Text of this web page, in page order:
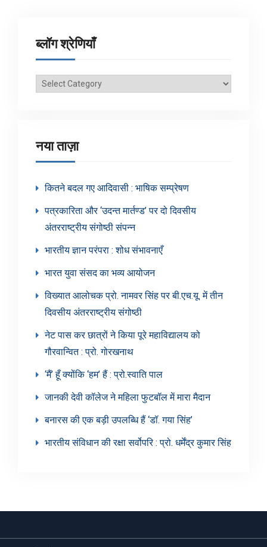
ब्लॉग श्रेणियाँ
ब्लॉग
नया ताज़ा
कितने बदल गए आदिवासी : भाषिक सम्प्रेषण
पत्रकारिता और ‘उदन्त मार्तण्ड’ पर दो दिवसीय
अंतरराष्ट्रीय संगोष्ठी संपन्न
भारतीय ज्ञान परंपरा : शोध संभावनाएँ
भारत युवा संसद का भव्य आयोजन
विख्यात आलोचक प्रो. नामवर सिंह पर बी.एच.यू. में तीन
दिवसीय अंतरराष्ट्रीय संगोष्ठी
नेट पास कर छात्रों ने किया पूरे महाविद्यालय को
गौरवान्वित : प्रो. गोरखनाथ
‘मैं’ हूँ क्योंकि ‘हम’ हैं : प्रो.स्वाति पाल
जानकी देवी कॉलेज ने महिला फुटबॉल में मारा मैदान
बनारस की एक बड़ी उपलब्धि हैं ‘डॉ. गया सिंह’
भारतीय संविधान की रक्षा सर्वोपरि : प्रो. धर्मेंद्र कुमार सिंह